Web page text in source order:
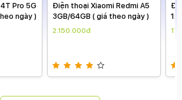
Redmi A5
theo ngày )
Điện thoại Xiaomi 14T Pro 5G
12GB/512GB ( giá theo ngày )
17.670.000đ